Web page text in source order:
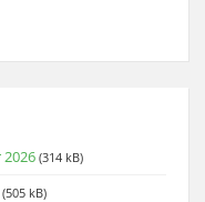
(314 kB)
(505 kB)